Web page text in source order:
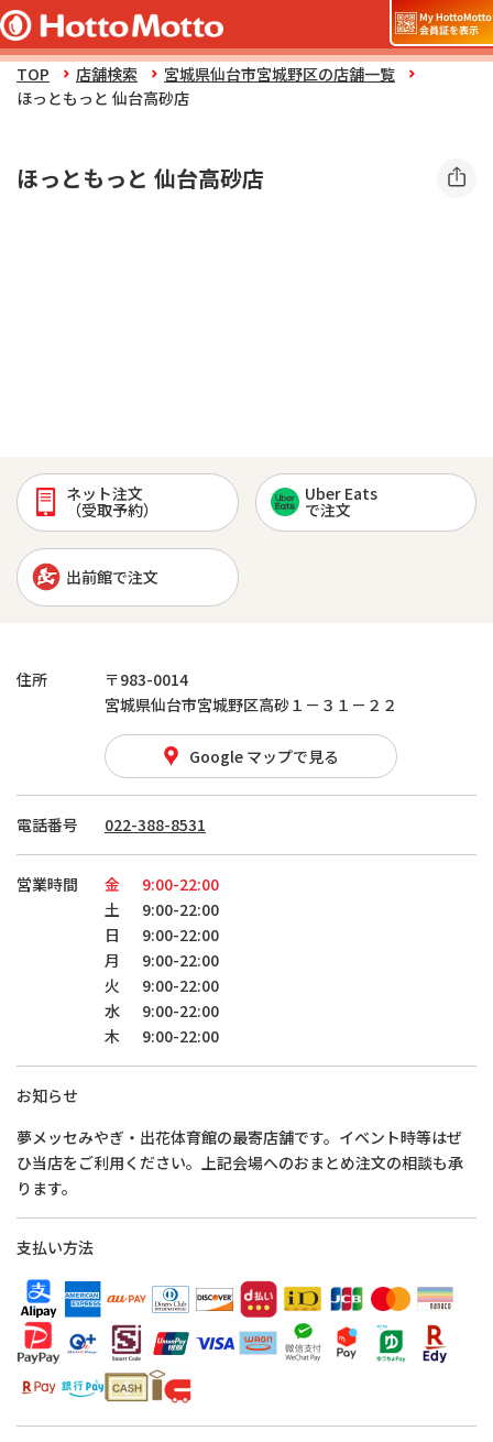
TOP 店舗検索
宮城県仙台市宮城野区の店舗一覧
ほっともっと 仙台高砂店
ほっともっと 仙台高砂店
ネット注文
（受取予約）
Uber Eats
で注文
出前館で注文
住所
〒983-0014
宮城県仙台市宮城野区高砂１－３１－２２
Google マップで見る
電話番号 022-388-8531
営業時間 金
9:00-22:00
土
9:00-22:00
日
9:00-22:00
月
9:00-22:00
火
9:00-22:00
水
9:00-22:00
木
9:00-22:00
お知らせ
夢メッセみやぎ・出花体育館の最寄店舗です。イベント時等はぜ
ひ当店をご利用ください。上記会場へのおまとめ注文の相談も承
ります。
支払い方法